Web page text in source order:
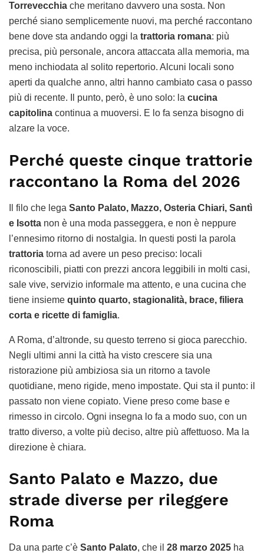
Torrevecchia che meritano davvero una sosta. Non
perché siano semplicemente nuovi, ma perché raccontano
bene dove sta andando oggi la trattoria romana: più
precisa, più personale, ancora attaccata alla memoria, ma
meno inchiodata al solito repertorio. Alcuni locali sono
aperti da qualche anno, altri hanno cambiato casa o passo
più di recente. Il punto, però, è uno solo: la cucina
capitolina continua a muoversi. E lo fa senza bisogno di
alzare la voce.
Perché queste cinque trattorie
raccontano la Roma del 2026
Il filo che lega Santo Palato, Mazzo, Osteria Chiari, Santì
e Isotta non è una moda passeggera, e non è neppure
l’ennesimo ritorno di nostalgia. In questi posti la parola
trattoria torna ad avere un peso preciso: locali
riconoscibili, piatti con prezzi ancora leggibili in molti casi,
sale vive, servizio informale ma attento, e una cucina che
tiene insieme quinto quarto, stagionalità, brace, filiera
corta e ricette di famiglia.
A Roma, d’altronde, su questo terreno si gioca parecchio.
Negli ultimi anni la città ha visto crescere sia una
ristorazione più ambiziosa sia un ritorno a tavole
quotidiane, meno rigide, meno impostate. Qui sta il punto: il
passato non viene copiato. Viene preso come base e
rimesso in circolo. Ogni insegna lo fa a modo suo, con un
tratto diverso, a volte più deciso, altre più affettuoso. Ma la
direzione è chiara.
Santo Palato e Mazzo, due
strade diverse per rileggere
Roma
Da una parte c’è Santo Palato, che il 28 marzo 2025 ha